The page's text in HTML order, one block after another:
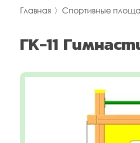
Главная 〉 Спортивные
ГК-11